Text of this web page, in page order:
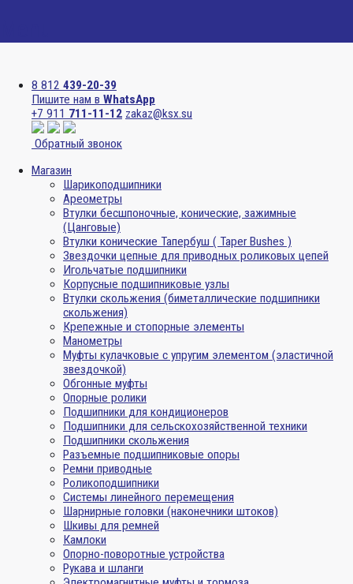
8 812 439-20-39
Пишите нам в WhatsApp
+7 911 711-11-12 zakaz@ksx.su
Обратный звонок
Магазин
Шарикоподшипники
Ареометры
Втулки бесшпоночные, конические, зажимные
(Цанговые)
Втулки конические Тапербуш ( Taper Bushes )
Звездочки цепные для приводных роликовых цепей
Игольчатые подшипники
Корпусные подшипниковые узлы
Втулки скольжения (биметаллические подшипники
скольжения)
Крепежные и стопорные элементы
Манометры
Муфты кулачковые с упругим элементом (эластичной
звездочкой)
Обгонные муфты
Опорные ролики
Подшипники для кондиционеров
Подшипники для сельскохозяйственной техники
Подшипники скольжения
Разъемные подшипниковые опоры
Ремни приводные
Роликоподшипники
Системы линейного перемещения
Шарнирные головки (наконечники штоков)
Шкивы для ремней
Камлоки
Опорно-поворотные устройства
Рукава и шланги